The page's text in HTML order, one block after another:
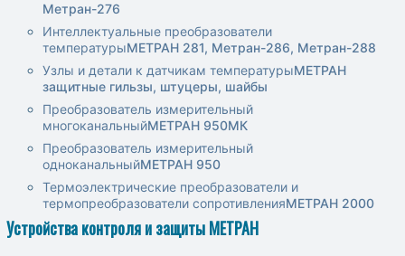
Метран-276
Интеллектуальные преобразователи
температурыМЕТРАН 281, Метран-286, Метран-288
Узлы и детали к датчикам температурыМЕТРАН
защитные гильзы, штуцеры, шайбы
Преобразователь измерительный
многоканальныйМЕТРАН 950МК
Преобразователь измерительный
одноканальныйМЕТРАН 950
Термоэлектрические преобразователи и
термопреобразователи сопротивленияМЕТРАН 2000
Устройства контроля и защиты МЕТРАН